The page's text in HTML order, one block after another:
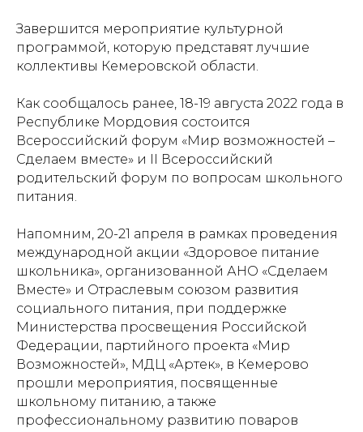
Завершится мероприятие культурной
программой, которую представят лучшие
коллективы Кемеровской области.
Как сообщалось ранее, 18-19 августа 2022 года в
Республике Мордовия состоится
Всероссийский форум «Мир возможностей –
Сделаем вместе» и II Всероссийский
родительский форум по вопросам школьного
питания.
Напомним, 20-21 апреля в рамках проведения
международной акции «Здоровое питание
школьника», организованной АНО «Сделаем
Вместе» и Отраслевым союзом развития
социального питания, при поддержке
Министерства просвещения Российской
Федерации, партийного проекта «Мир
Возможностей», МДЦ «Артек», в Кемерово
прошли мероприятия, посвященные
школьному питанию, а также
профессиональному развитию поваров